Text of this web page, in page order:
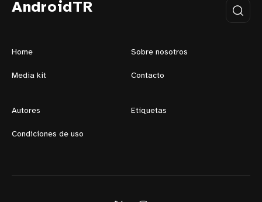
AndroidTR
Home Sobre nosotros
Media kit Contacto
Autores Etiquetas
Condiciones de uso